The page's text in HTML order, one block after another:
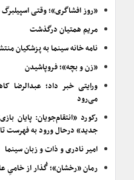
«روز افشاگری»؛ وقتی
مریم همتیان درگذشت
نامه خانه سینما به پزشکیان
«زن و بچه»؛ فروپاشیدن
ورایتی خبر داد؛ عبدالرضا
می‌رود
رکورد «انتقام‌جویان: پایان
جدید» درحال ورود به فهرست
امیر نادری و ذات و زبان سینما
رمان «رخشان»؛ گُذار از خامیِ